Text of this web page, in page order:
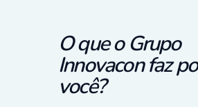
O que o Grupo
Innovacon faz
você?